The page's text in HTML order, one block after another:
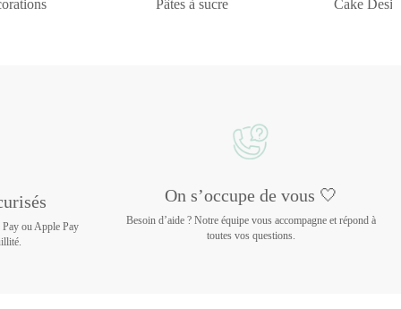
Pâtes à sucre Cake
ou Apple Pay
On s’occupe de vous 🤍
Besoin d’aide ? Notre équipe vous accompagne et répond à
toutes vos questions.